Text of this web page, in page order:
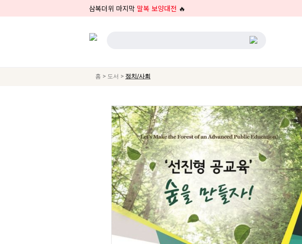
삼복더위 마지막 말복 보양대전 🔥
홈 > 도서 > 정치/사회